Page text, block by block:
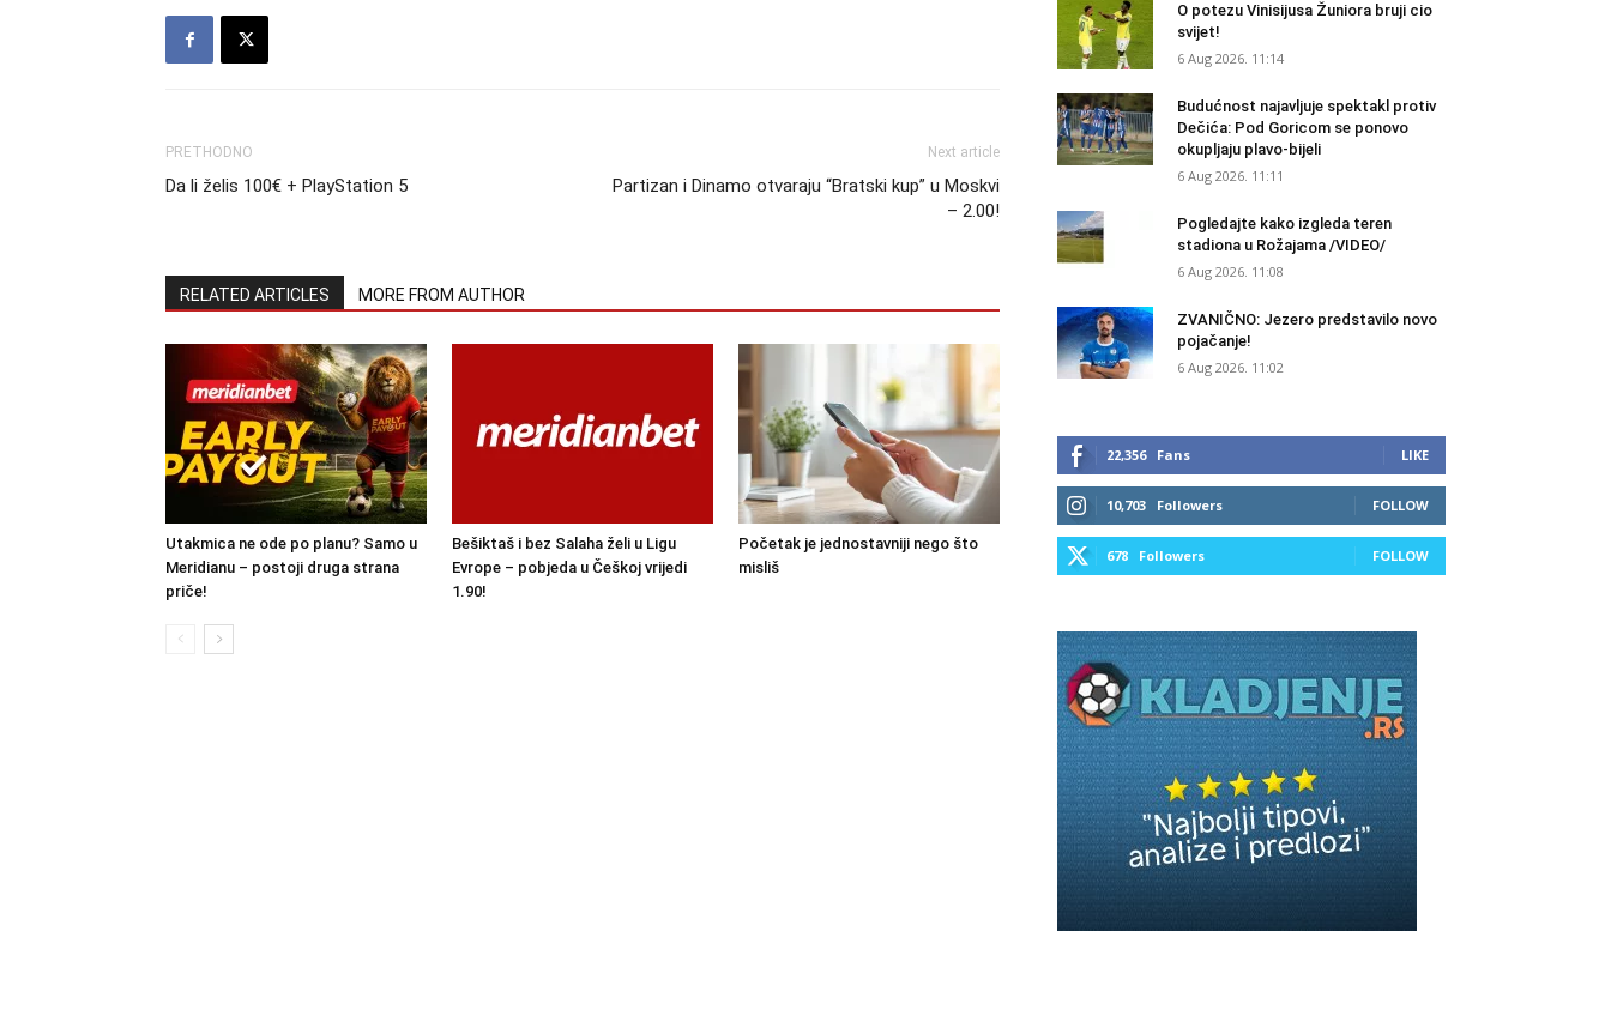
PRETHODNO
Da li želis 100€ + PlayStation 5
Next article
Partizan i Dinamo otvaraju “Bratski kup” u Moskvi
– 2.00!
RELATED ARTICLES MORE FROM AUTHOR
Utakmica ne ode po planu? Samo u
Meridianu – postoji druga strana
priče!
Bešiktaš i bez Salaha želi u Ligu
Evrope – pobjeda u Češkoj vrijedi
1.90!
Početak je jednostavniji nego što
misliš
O potezu Vinisijusa Žuniora bruji cio
svijet!
6 Aug 2026. 11:14
Budućnost najavljuje spektakl protiv
Dečića: Pod Goricom se ponovo
okupljaju plavo-bijeli
6 Aug 2026. 11:11
Pogledajte kako izgleda teren
stadiona u Rožajama /VIDEO/
6 Aug 2026. 11:08
ZVANIČNO: Jezero predstavilo novo
pojačanje!
6 Aug 2026. 11:02
22,356 Fans LIKE
10,703 Followers FOLLOW
678 Followers FOLLOW